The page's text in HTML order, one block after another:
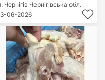
Чернігів Чернігівська обл.
06-2026